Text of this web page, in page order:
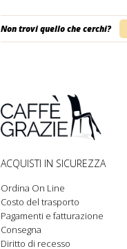
Non trovi quello che cerchi?
ACQUISTI IN SICUREZZA
Ordina On Line
Costo del trasporto
Pagamenti e fatturazione
Consegna
Diritto di recesso